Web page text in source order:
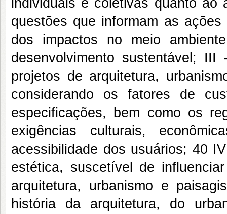
individuais e coletivas quanto ao
questões que informam as
dos impactos no meio
desenvolvimento sustentável;
projetos de arquitetura,
considerando os fatores de
especificações, bem como os
exigências culturais,
acessibilidade dos usuários; 40
estética, suscetível de
arquitetura, urbanismo e
história da arquitetura, do